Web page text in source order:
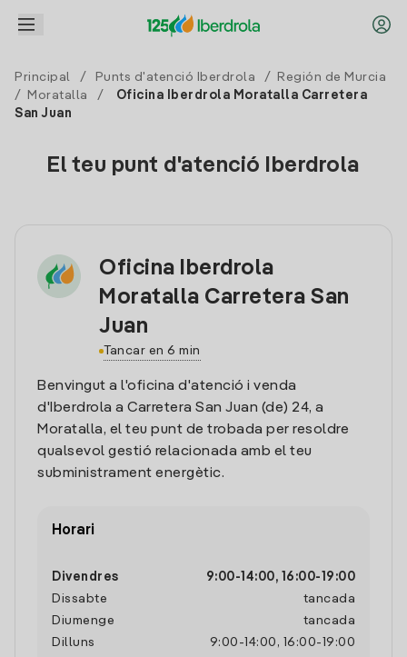
Principal / Punts d'atenció Iberdrola /
Región de Murcia
/
Moratalla /
Oficina Iberdrola Moratalla Carretera
San Juan
El teu punt d'atenció Iberdrola
Oficina Iberdrola
Moratalla Carretera San
Juan
Tancar en 6 min
Benvingut a l'oficina d'atenció i venda
d'Iberdrola a Carretera San Juan (de) 24, a
Moratalla, el teu punt de trobada per resoldre
qualsevol gestió relacionada amb el teu
subministrament energètic.
Horari
Divendres 9:00- 14:00, 16:00- 19:00
Dissabte
tancada
Diumenge
tancada
Dilluns
9:00 - 14:00 , 16:00- 19:00